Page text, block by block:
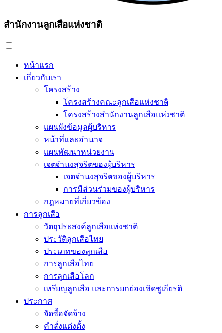
สำนักงานลูกเสือแห่งชาติ
หน้าแรก
เกี่ยวกับเรา
โครงสร้าง
โครงสร้างคณะลูกเสือแห่งชาติ
โครงสร้างสำนักงานลูกเสือแห่งชาติ
แผนผังข้อมูลผู้บริหาร
หน้าที่และอำนาจ
แผนพัฒนาหน่วยงาน
เจตจำนงสุจริตของผู้บริหาร
เจตจำนงสุจริตของผู้บริหาร
การมีส่วนร่วมของผู้บริหาร
กฎหมายที่เกี่ยวข้อง
การลูกเสือ
วัตถุประสงค์ลูกเสือแห่งชาติ
ประวัติลูกเสือไทย
ประเภทของลูกเสือ
การลูกเสือไทย
การลูกเสือโลก
เหรียญลูกเสือ และการยกย่องเชิดชูเกียรติ
ประกาศ
จัดซื้อจัดจ้าง
คำสั่งแต่งตั้ง